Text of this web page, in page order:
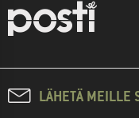
LÄHETÄ MEILLE